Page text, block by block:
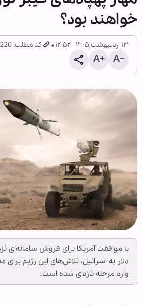
خواهند بود؟
۱۳ اردیبهشت ۱۴۰۵ - ۱۲:۵۲ کد مطلب: 1809220
با موافقت آمریکا برای فروش سامانه‌ای
دلار به اسرائیل، تلاش‌های این رژیم برای
وارد مرحله تازه‌ای شده است.